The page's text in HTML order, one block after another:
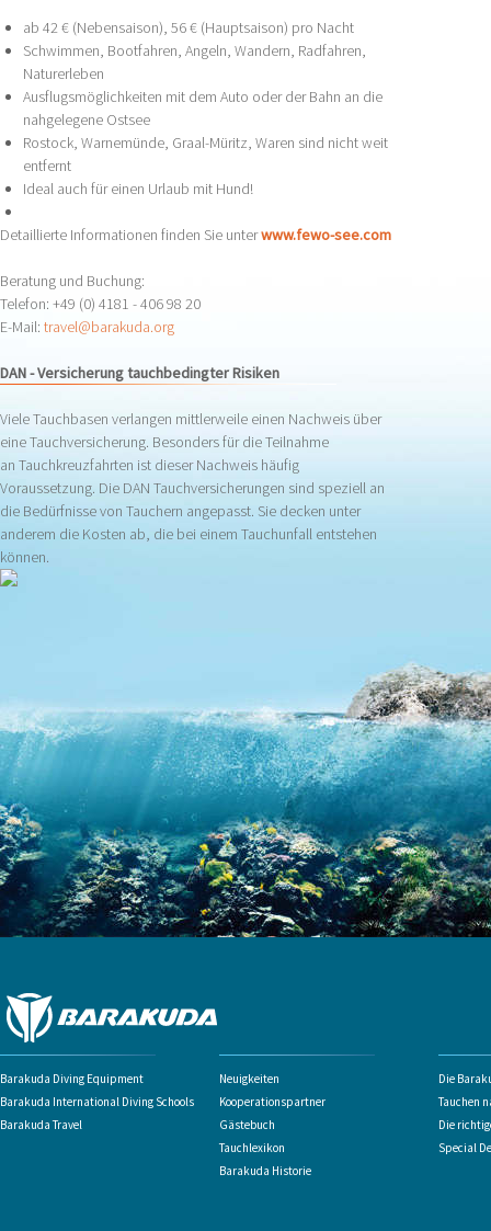
ab 42 € (Nebensaison), 56 € (Hauptsaison) pro Nacht
Schwimmen, Bootfahren, Angeln, Wandern, Radfahren,
Naturerleben
Ausflugsmöglichkeiten mit dem Auto oder der Bahn an die
nahgelegene Ostsee
Rostock, Warnemünde, Graal-Müritz, Waren sind nicht weit
entfernt
Ideal auch für einen Urlaub mit Hund!
Detaillierte Informationen finden Sie unterwww.fewo-see.com
Beratung und Buchung:
Telefon: +49 (0) 4181 - 406 98 20
E-Mail: travel@barakuda.org
DAN - Versicherung tauchbedingter Risiken
Viele Tauchbasen verlangen mittlerweile einen Nachweis über
eine Tauchversicherung. Besonders für die Teilnahme
an Tauchkreuzfahrten ist dieser Nachweis häufig
Voraussetzung. Die DAN Tauchversicherungen sind speziell an
die Bedürfnisse von Tauchern angepasst. Sie decken unter
anderem die Kosten ab, die bei einem Tauchunfall entstehen
können.
Barakuda Diving Equipment
Barakuda International Diving Schools
Barakuda Travel
Neuigkeiten
Kooperationspartner
Gästebuch
Tauchlexikon
Barakuda Historie
Die
Tauchen
Die
Special